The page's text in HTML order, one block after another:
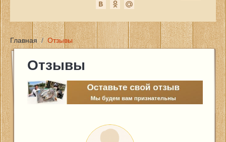
Цены и услуги
Главная / Отзывы
Отзывы